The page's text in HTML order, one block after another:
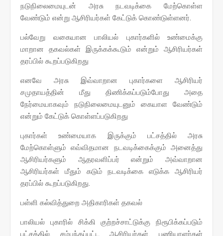
நடுநிலைமையுடன் அரசு நடவடிக்கை மேற்கொள்ள
வேண்டும் என்று ஆசிரியர்கள் கேட்டுக் கொண்டுள்ளனர்.
பல்வேறு வகையான பாலியல் புகார்களில் உண்மைக்கு
மாறான தகவல்கள் இருக்கக்கூடும் என்றும் ஆசிரியர்கள்
தரப்பில் கூறப்படுகிறது
எனவே அரசு இவ்வாறான புகார்களை ஆசிரியர்
சமுதாயத்தின் மீது திணிக்கப்படும்போது அதை
நேர்மையாகவும் நடுநிலைமையுடனும் கையாள வேண்டும்
என்றும் கேட்டுக் கொள்ளப்படுகிறது
புகார்கள் உண்மையாக இருக்கும் பட்சத்தில் அரசு
மேற்கொள்ளும் எவ்விதமான நடவடிக்கைக்கும் அனைத்து
ஆசிரியர்களும் ஆதரவளிப்பர் என்றும் அவ்வாறான
ஆசிரியர்கள் மீதும் கடும் நடவடிக்கை எடுக்க ஆசிரியர்
தரப்பில் கூறப்படுகிறது.
பள்ளி கல்வித்துறை அதிகாரிகள் தகவல்
பாலியல் புகாரில் சிக்கி குற்றச்சாட்டுக்கு நிரூபிக்கப்படும்
பட்சத்தில், சம்பந்தப்பட்ட ஆசிரியர்கள், பணியாளர்கள்